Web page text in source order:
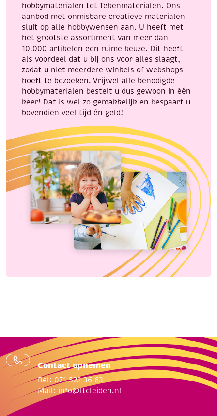
hobbymaterialen tot Tekenmaterialen. Ons
aanbod met onmisbare creatieve materialen
sluit op alle hobbywensen aan. U heeft met
het grootste assortiment van meer dan
10.000 artikelen een ruime keuze. Dit heeft
als voordeel dat u bij ons voor alles slaagt,
zodat u niet meerdere winkels of webshops
hoeft te bezoeken. Vrijwel alle benodigde
hobbymaterialen bestelt u dus gewoon in één
keer! Dat is wel zo gemakkelijk en bespaart u
bovendien veel tijd én geld!
Contact opnemen
Bel: 071 522 36 63
Mail: info@ltcleiden.nl